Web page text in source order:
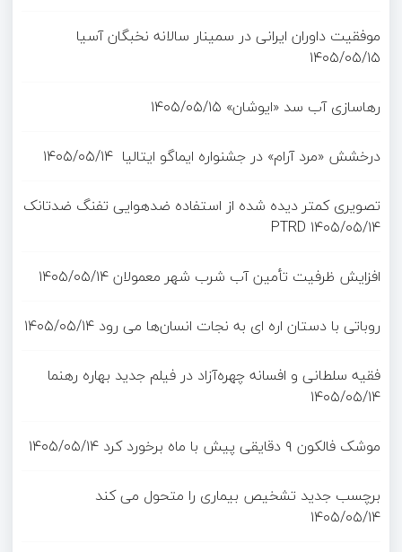
موفقیت داوران ایرانی در سمینار سالانه نخبگان آسیا
۱۴۰۵/۰۵/۱۵
رهاسازی آب سد «ایوشان» ۱۴۰۵/۰۵/۱۵
درخشش «مرد آرام» در جشنواره ایماگو ایتالیا ۱۴۰۵/۰۵/۱۴
تصویری کمتر دیده شده از استفاده ضدهوایی تفنگ ضدتانک
PTRD ۱۴۰۵/۰۵/۱۴
افزایش ظرفیت تأمین آب شرب شهر معمولان۱۴۰۵/۰۵/۱۴
روباتی با دستان اره ای به نجات انسان‌ها می رود ۱۴۰۵/۰۵/۱۴
فقیه سلطانی و افسانه چهره‌آزاد در فیلم جدید بهاره رهنما
۱۴۰۵/۰۵/۱۴
موشک فالکون ۹ دقایقی پیش با ماه برخورد کرد
۱۴۰۵/۰۵/۱۴
برچسب جدید تشخیص بیماری را متحول می کند
۱۴۰۵/۰۵/۱۴